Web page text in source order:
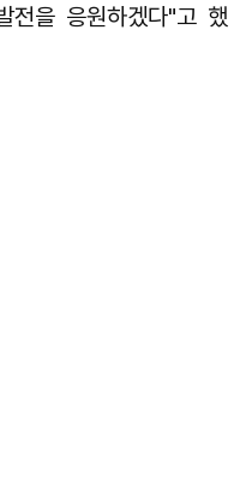
전을 응원하겠다"고 했